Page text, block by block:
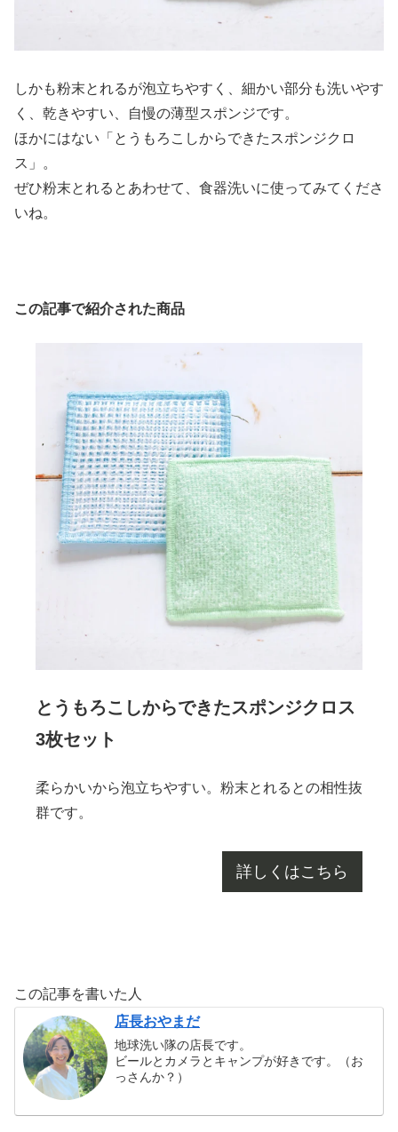
しかも粉末とれるが泡立ちやすく、細かい部分も洗いやす
く、乾きやすい、自慢の薄型スポンジです。
ほかにはない「とうもろこしからできたスポンジクロ
ス」。
ぜひ粉末とれるとあわせて、食器洗いに使ってみてくださ
いね。
この記事で紹介された商品
とうもろこしからできたスポンジクロス
3枚セット
柔らかいから泡立ちやすい。粉末とれるとの相性抜
群です。
詳しくはこちら
この記事を書いた人
店長おやまだ
地球洗い隊の店長です。
ビールとカメラとキャンプが好きです。（お
っさんか？）